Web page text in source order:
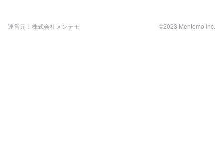
運営元：株式会社メンテモ ©2023 Mentemo Inc.